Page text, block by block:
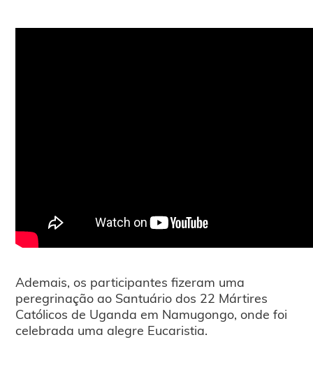
Ademais, os participantes fizeram uma
peregrinação ao Santuário dos 22 Mártires
Católicos de Uganda em Namugongo, onde foi
celebrada uma alegre Eucaristia.